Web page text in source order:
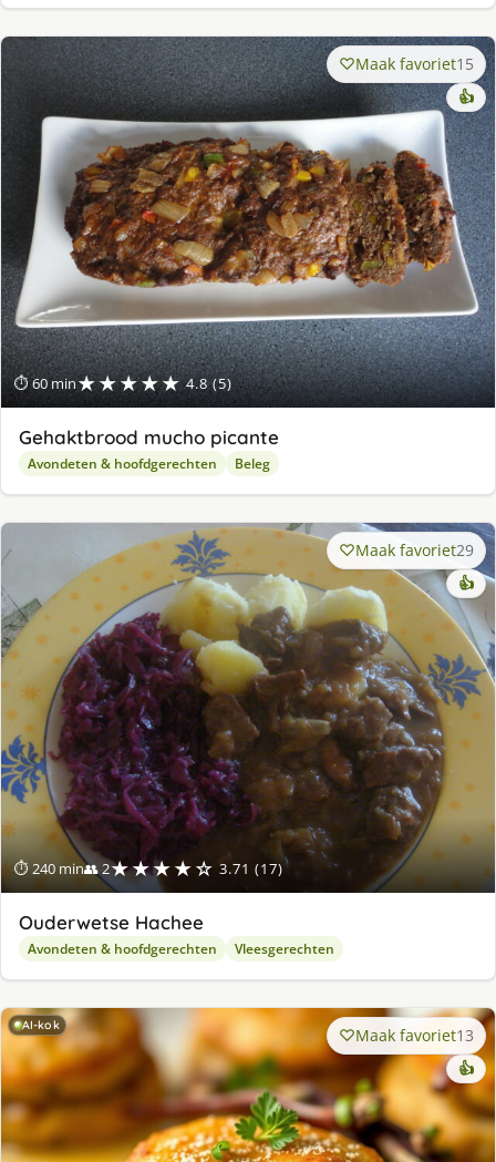
⏱ 60 min★★★★★ 4.8 (5)
Maak favoriet15
👍
Gehaktbrood mucho picante
Avondeten & hoofdgerechten Beleg
⏱ 240 min👥 2★★★★☆ 3.71 (17)
Maak favoriet29
👍
Ouderwetse Hachee
Avondeten & hoofdgerechten Vleesgerechten
AI-kok Maak favoriet13
👍